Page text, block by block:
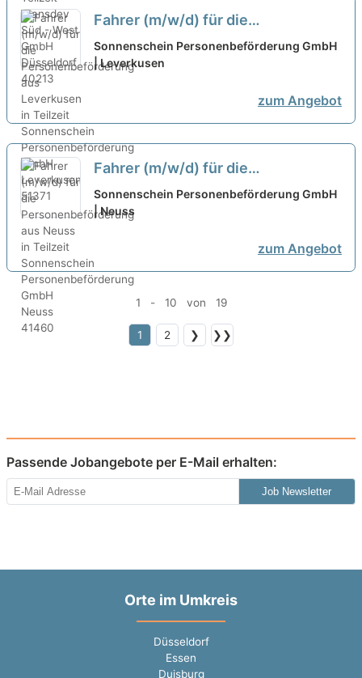
Fahrer (m/w/d) für die
Personenbeförderung aus
Leverkusen in Teilzeit
Sonnenschein Personenbeförderung GmbH
| Leverkusen
zum Angebot
Fahrer (m/w/d) für die
Personenbeförderung aus Neuss in
Teilzeit
Sonnenschein Personenbeförderung GmbH
| Neuss
zum Angebot
1 - 10 von 19
1 2 ❯ ❯❯
Passende Jobangebote per E-Mail erhalten:
Job Newsletter
Orte im Umkreis
Düsseldorf
Essen
Duisburg